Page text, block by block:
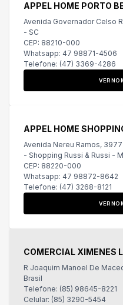
APPEL HOME PORTO
Avenida Governador Celso
- SC
CEP: 88210-000
Whatsapp: 47 98871-4506
Telefone: (47) 3369-4286
VER NO
APPEL HOME
Avenida Nereu Ramos,
- Shopping Russi & Russi -
CEP: 88220-000
Whatsapp: 47 98872-8642
Telefone: (47) 3268-8121
VER NO
COMERCIAL XIMENES
R Joaquim Manoel De
Brasil
Telefone: (85) 98645-8221
Celular: (85) 3290-5454